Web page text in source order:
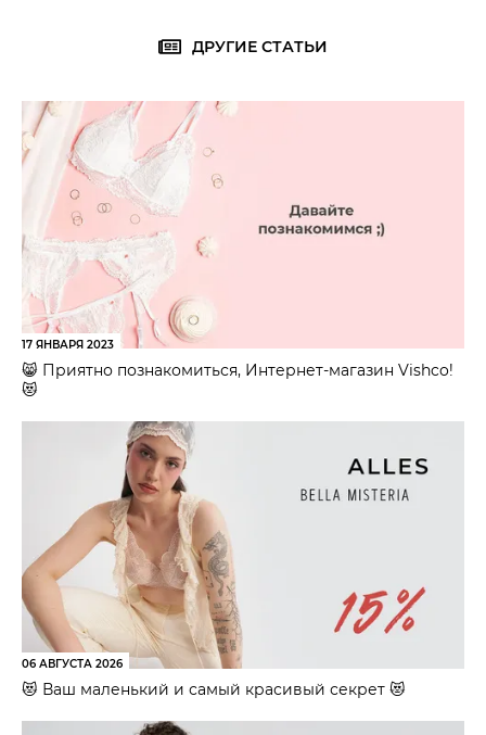
ДРУГИЕ СТАТЬИ
17 ЯНВАРЯ 2023
😸 Приятно познакомиться, Интернет-магазин Vishco!
😻
06 АВГУСТА 2026
😻 Ваш маленький и самый красивый секрет 😻